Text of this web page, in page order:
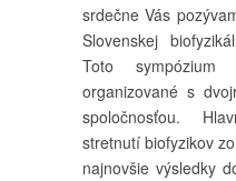
srdečne Vás
Slovenskej
Toto
organizované s
spoločnosťou.
stretnutí biofyzikov
najnovšie výsledky